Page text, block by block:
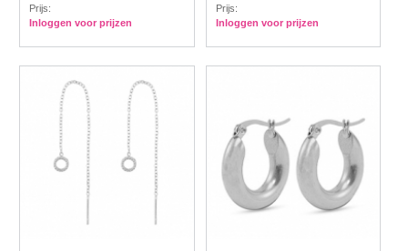
Prijs:
Inloggen voor prijzen
Prijs:
Inloggen voor prijzen